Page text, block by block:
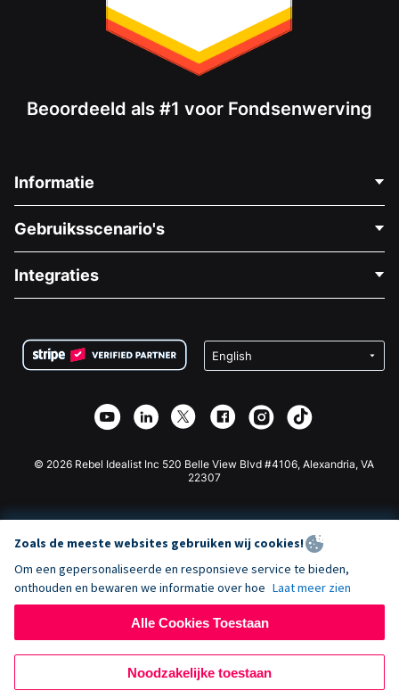
Beoordeeld als #1 voor Fondsenwerving
Informatie
Over Ons
Vacatures
Privacy
Affiliate Partnerschap
Gebruiksscenario's
Medische Fondsenwerving
Goede Doelen Fondsenwerving
Integraties
Wix Donatie Plugin
Webflow Donatie App
Joomla Donatie
© 2026 Rebel Idealist Inc 520 Belle View Blvd #4106, Alexandria, VA
22307
Zoals de meeste websites gebruiken wij cookies!
Om een gepersonaliseerde en responsieve service te bieden,
onthouden en bewaren we informatie over hoe Laat meer zien
Alle Cookies Toestaan
Noodzakelijke toestaan